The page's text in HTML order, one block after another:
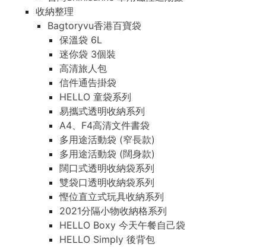
收納整理
Bagtoryvu香港百寶袋
保溫袋 6L
迷你袋 3個裝
高清旅人包
信件通告掛袋
HELLO 童袋系列
易攜式透明收納系列
A4、F4高清文件書袋
多用途活動袋 (窄長款)
多用途活動袋 (闊身款)
闊口式透明收納袋系列
雙袋口透明收納袋系列
慳位直立式玩具收納系列
2021分隔小物收納格系列
HELLO Boxy 今天午餐自己袋
HELLO Simply 後背包